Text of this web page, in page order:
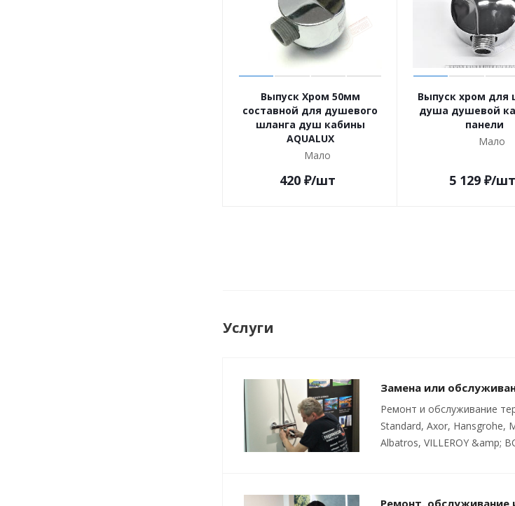
Выпуск Хром 50мм
составной для душевого
шланга душ кабины
AQUALUX
Мало
420 ₽/шт
Выпуск хром для
душа душевой
панели
Мало
5 129₽/шт
Услуги
Замена или
Ремонт и обслуживание
Standard, Axor, Hansgrohe,
Albatros, VILLEROY &amp;
Ремонт, обслуживание